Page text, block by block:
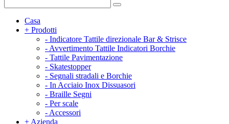
Casa
+ Prodotti
- Indicatore Tattile direzionale Bar & Strisce
- Avvertimento Tattile Indicatori Borchie
- Tattile Pavimentazione
- Skatestopper
- Segnali stradali e Borchie
- In Acciaio Inox Dissuasori
- Braille Segni
- Per scale
- Accessori
+ Azienda